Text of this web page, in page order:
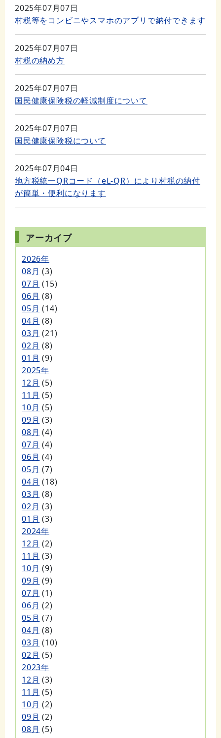
2025年07月07日
村税等をコンビニやスマホのアプリで納付できます
2025年07月07日
村税の納め方
2025年07月07日
国民健康保険税の軽減制度について
2025年07月07日
国民健康保険税について
2025年07月04日
地方税統一QRコード（eL-QR）により村税の納付
が簡単・便利になります
アーカイブ
2026年
08月 (3)
07月 (15)
06月 (8)
05月 (14)
04月 (8)
03月 (21)
02月 (8)
01月 (9)
2025年
12月 (5)
11月 (5)
10月 (5)
09月 (3)
08月 (4)
07月 (4)
06月 (4)
05月 (7)
04月 (18)
03月 (8)
02月 (3)
01月 (3)
2024年
12月 (2)
11月 (3)
10月 (9)
09月 (9)
07月 (1)
06月 (2)
05月 (7)
04月 (8)
03月 (10)
02月 (5)
2023年
12月 (3)
11月 (5)
10月 (2)
09月 (2)
08月 (5)